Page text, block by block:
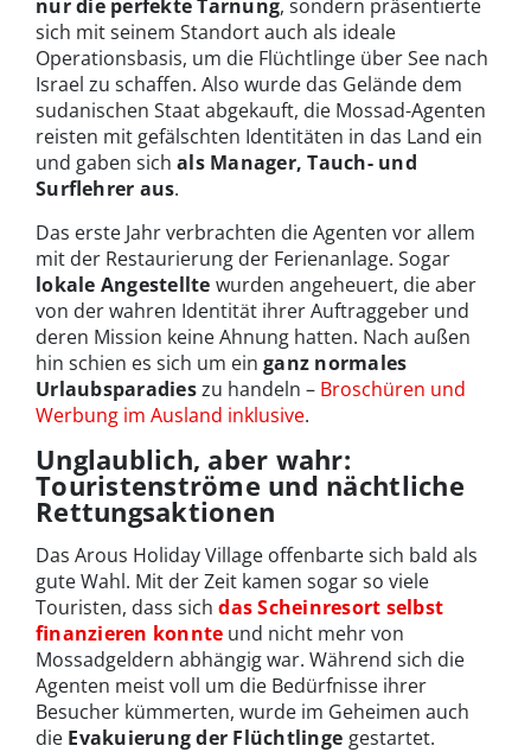
nur die perfekte Tarnung, sondern präsentierte
sich mit seinem Standort auch als ideale
Operationsbasis, um die Flüchtlinge über See nach
Israel zu schaffen. Also wurde das Gelände dem
sudanischen Staat abgekauft, die Mossad-Agenten
reisten mit gefälschten Identitäten in das Land ein
und gaben sich als Manager, Tauch- und
Surflehrer aus.
Das erste Jahr verbrachten die Agenten vor allem
mit der Restaurierung der Ferienanlage. Sogar
lokale Angestellte wurden angeheuert, die aber
von der wahren Identität ihrer Auftraggeber und
deren Mission keine Ahnung hatten. Nach außen
hin schien es sich um ein ganz normales
Urlaubsparadieszu handeln – Broschüren und
Werbung im Ausland inklusive.
Unglaublich, aber wahr:
Touristenströme und nächtliche
Rettungsaktionen
Das Arous Holiday Village offenbarte sich bald als
gute Wahl. Mit der Zeit kamen sogar so viele
Touristen, dass sich das Scheinresort selbst
finanzieren konnte und nicht mehr von
Mossadgeldern abhängig war. Während sich die
Agenten meist voll um die Bedürfnisse ihrer
Besucher kümmerten, wurde im Geheimen auch
die Evakuierung der Flüchtlinge gestartet.